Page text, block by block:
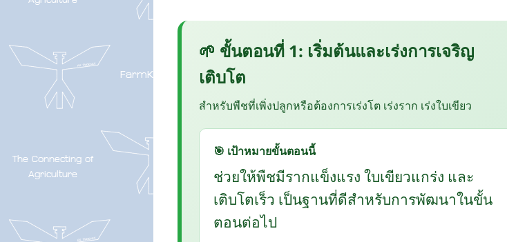
🌱 ขั้นตอนที่ 1: เริ่มต้นและเร่งการเจริญ
เติบโต
สำหรับพืชที่เพิ่งปลูกหรือต้องการเร่งโต เร่งราก เร่งใบเขียว
🎯 เป้าหมายขั้นตอนนี้
ช่วยให้พืชมีรากแข็งแรง ใบเขียวแกร่ง และ
เติบโตเร็ว เป็นฐานที่ดีสำหรับการพัฒนาในขั้น
ตอนต่อไป